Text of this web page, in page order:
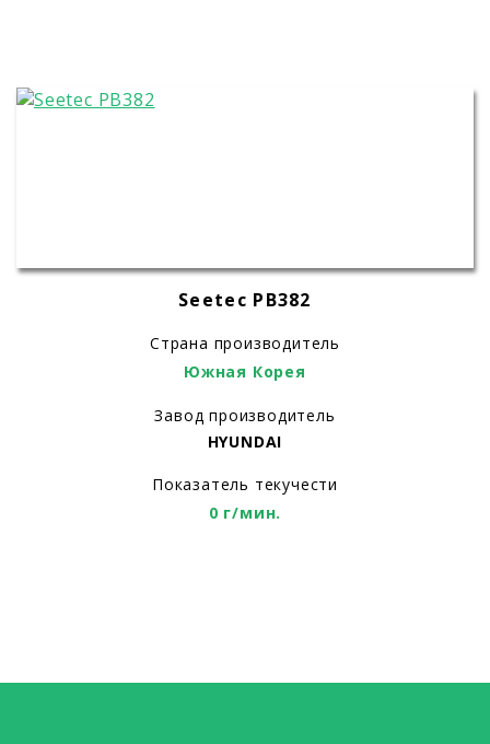
Seetec PB382
Страна производитель
Южная Корея
Завод производитель
HYUNDAI
Показатель текучести
0 г/мин.